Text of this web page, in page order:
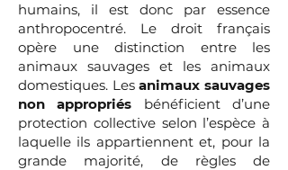
humains, il est donc par essence
anthropocentré. Le droit français
opère une distinction entre les
animaux sauvages et les animaux
domestiques. Lesanimaux sauvages
non appropriés bénéficient d’une
protection collective selon l’espèce à
laquelle ils appartiennent et, pour la
grande majorité, de règles de